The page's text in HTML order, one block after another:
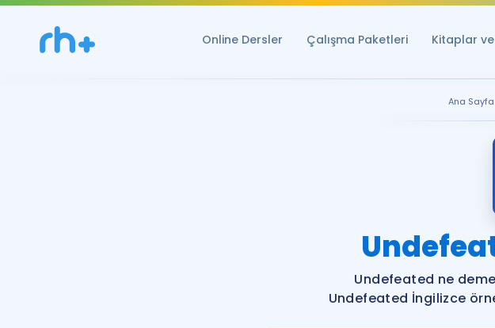
Online Dersler Çalışma Paketleri Kitaplar
Ana Sayfa
Undefeated ne
Undefeated İngilizce